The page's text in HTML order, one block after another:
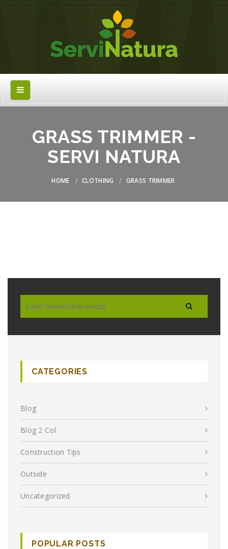
GRASS TRIMMER -
SERVI NATURA
HOME CLOTHING GRASS TRIMMER
CATEGORIES
Blog
Blog 2 Col
Construction Tips
Outside
Uncategorized
POPULAR POSTS